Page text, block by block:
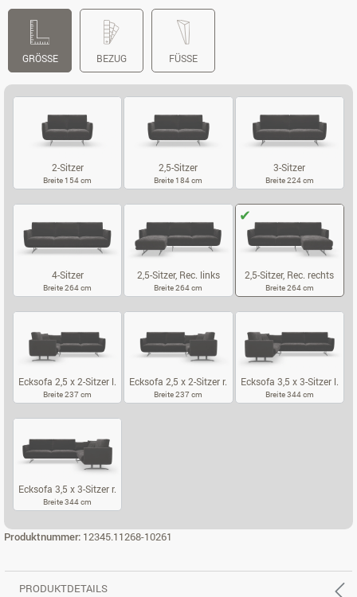
GRÖSSE BEZUG FÜSSE
2-Sitzer
Breite 154 cm
2,5-Sitzer
Breite 184 cm
3-Sitzer
Breite 224 cm
4-Sitzer
Breite 264 cm
2,5-Sitzer, Rec. links
Breite 264 cm
2,5-Sitzer, Rec. rechts
Breite 264 cm
Ecksofa 2,5 x 2-Sitzer l.
Breite 237 cm
Ecksofa 2,5 x 2-Sitzer r.
Breite 237 cm
Ecksofa 3,5 x 3-Sitzer l.
Breite 344 cm
Ecksofa 3,5 x 3-Sitzer r.
Breite 344 cm
Produktnummer: 12345.11268-10261
PRODUKTDETAILS